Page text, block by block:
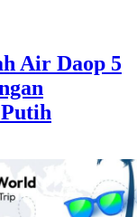
Air Daop 5